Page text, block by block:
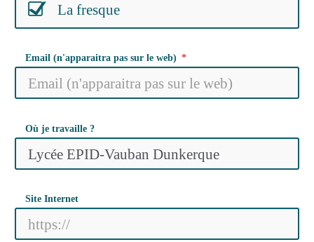
La fresque
Email (n'apparaitra pas sur le web)
Où je travaille ?
Site Internet